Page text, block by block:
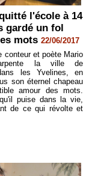
l'école à 14
gardé un fol
mots 22/06/2017
conteur et poète Mario
la ville de
les Yvelines, en
son éternel chapeau
amour des mots.
puise dans la vie,
de ce qui révolte et